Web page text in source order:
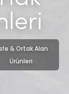
& Ortak Alan
Ürünleri